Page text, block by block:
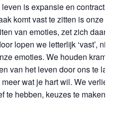
is expansie en
komt vast te zitten is onze
van emoties, zet zich daar
lopen we letterlijk ‘vast’,
emoties. We houden
van het leven door ons te
wat je hart wil. We
te hebben, keuzes te maken